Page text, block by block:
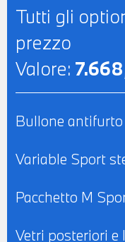
POSSIBILITA'
PERMUTA -
IMPORTO
Tutti gli
prezzo
Valore:
Bullone antifurto
Variable Sport
Pacchetto M
Vetri posteriori